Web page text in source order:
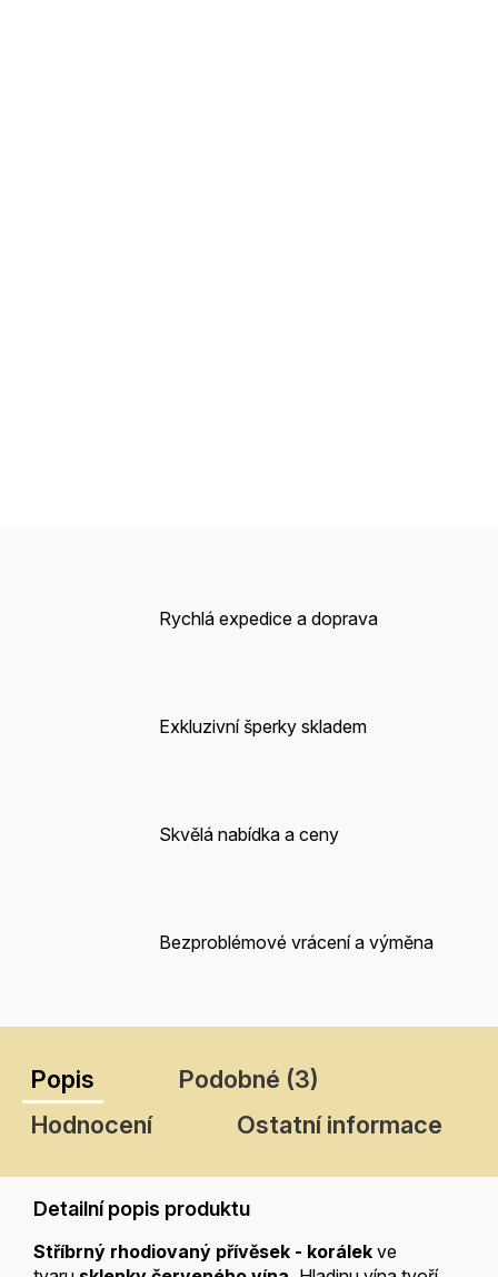
Rychlá expedice a doprava
Exkluzivní šperky skladem
Skvělá nabídka a ceny
Bezproblémové vrácení a výměna
Popis
Podobné (3)
Hodnocení
Ostatní informace
Detailní popis produktu
Stříbrný rhodiovaný přívěsek - korálek ve